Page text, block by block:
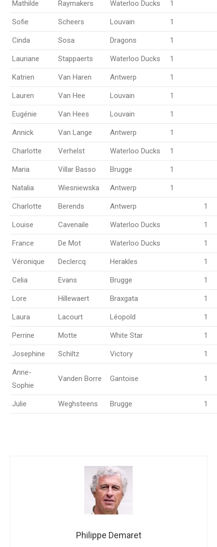
Mathilde Raymakers Waterloo Ducks 1
Sofie Scheers Louvain 1
Cinda Sosa Dragons 1
Lauriane Stappaerts Waterloo Ducks 1
Katrien Van Haren Antwerp 1
Lauren Van Hee Louvain 1
Eugénie Van Hees Louvain 1
Annick Van Lange Antwerp 1
Charlotte Verhelst Waterloo Ducks 1
Maria Villar Basso Brugge 1
Natalia Wiesniewska Antwerp 1
Charlotte Berends Antwerp 1
Louise Cavenaile Waterloo Ducks 1
France De Mot Waterloo Ducks 1
Véronique Declercq Herakles 1
Celia Evans Brugge 1
Lore Hillewaert Braxgata 1
Laura Lacourt Léopold 1
Perrine Motte White Star 1
Josephine Schiltz Victory 1
Anne-
Sophie
Vanden Borre Gantoise 1
Julie Weghsteens Brugge 1
Philippe Demaret